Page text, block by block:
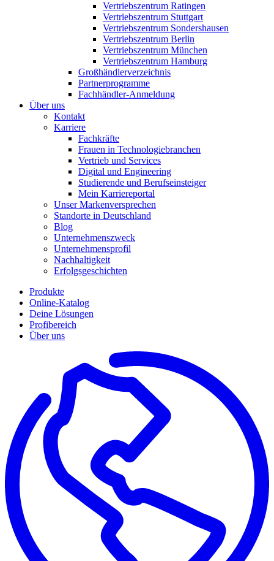
Vertriebszentrum Ratingen
Vertriebszentrum Stuttgart
Vertriebszentrum Sondershausen
Vertriebszentrum Berlin
Vertriebszentrum München
Vertriebszentrum Hamburg
Großhändlerverzeichnis
Partnerprogramme
Fachhändler-Anmeldung
Über uns
Kontakt
Karriere
Fachkräfte
Frauen in Technologiebranchen
Vertrieb und Services
Digital und Engineering
Studierende und Berufseinsteiger
Mein Karriereportal
Unser Markenversprechen
Standorte in Deutschland
Blog
Unternehmenszweck
Unternehmensprofil
Nachhaltigkeit
Erfolgsgeschichten
Produkte
Online-Katalog
Deine Lösungen
Profibereich
Über uns